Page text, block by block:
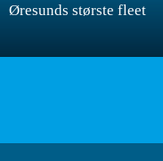
Øresunds største fleet